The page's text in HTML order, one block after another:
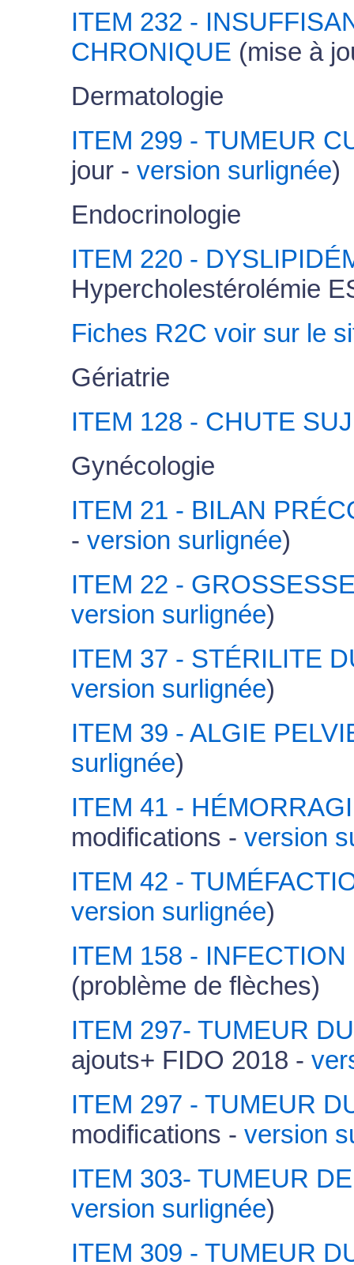
ITEM 232 -
CHRONIQUE (mise à
Dermatologie
ITEM 299 - TUMEUR
jour - version surlignée)
Endocrinologie
ITEM 220 -
Hypercholestérolémie
Fiches R2C voir sur le
Gériatrie
ITEM 128 - CHUTE
Gynécologie
ITEM 21 - BILAN
- version surlignée)
ITEM 22 -
version surlignée)
ITEM 37 - STÉRILITE
version surlignée)
ITEM 39 - ALGIE
surlignée)
ITEM 41 -
modifications - version
ITEM 42 -
version surlignée)
ITEM 158 -
(problème de flèches)
ITEM 297- TUMEUR
ajouts+ FIDO 2018 -
ITEM 297 - TUMEUR
modifications - version
ITEM 303- TUMEUR
version surlignée)
ITEM 309 - TUMEUR